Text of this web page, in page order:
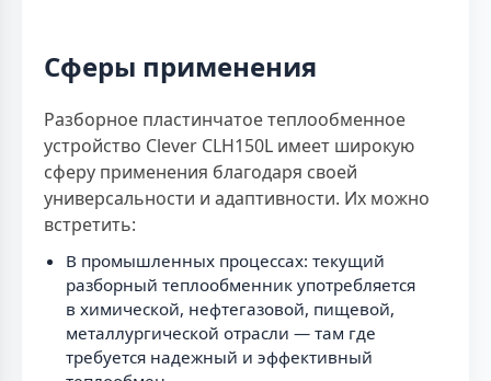
Сферы применения
Разборное пластинчатое теплообменное
устройство Clever CLH150L имеет широкую
сферу применения благодаря своей
универсальности и адаптивности. Их можно
встретить:
В промышленных процессах: текущий
разборный теплообменник употребляется
в химической, нефтегазовой, пищевой,
металлургической отрасли — там где
требуется надежный и эффективный